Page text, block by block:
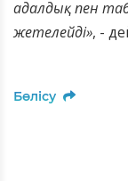
адалдық пен
жетелейді», -
Бөлісу